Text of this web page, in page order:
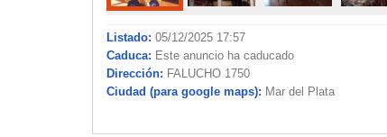
Listado: 05/12/2025 17:57
Caduca: Este anuncio ha caducado
Dirección: FALUCHO 1750
Ciudad (para google maps): Mar del Plata